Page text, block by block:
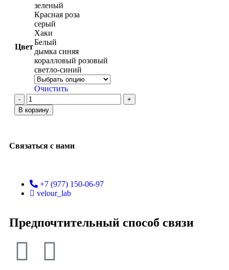
Цвет
зеленый
Красная роза
серый
Хаки
Белый
дымка синяя
коралловый розовый
светло-синий
Очистить
В корзину
Связаться с нами
+7 (977) 150-06-97
velour_lab
Предпочтительный способ связи